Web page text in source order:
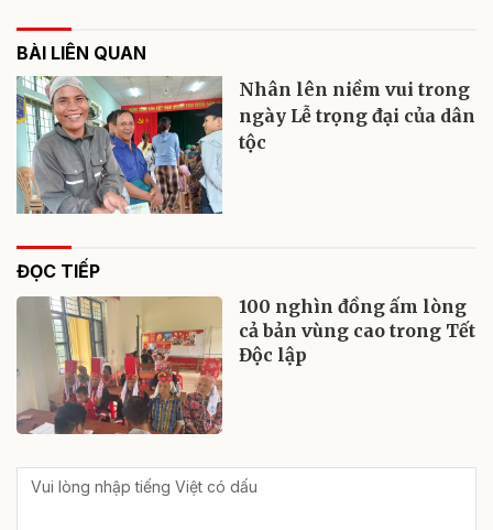
BÀI LIÊN QUAN
Nhân lên niềm vui trong
ngày Lễ trọng đại của dân
tộc
ĐỌC TIẾP
100 nghìn đồng ấm lòng
cả bản vùng cao trong Tết
Độc lập